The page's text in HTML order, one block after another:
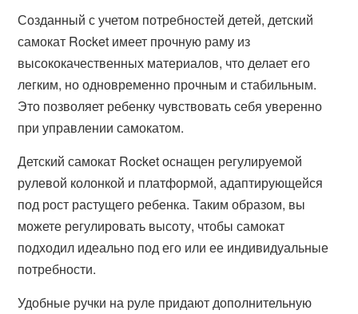
Созданный с учетом потребностей детей, детский
самокат Rocket имеет прочную раму из
высококачественных материалов, что делает его
легким, но одновременно прочным и стабильным.
Это позволяет ребенку чувствовать себя уверенно
при управлении самокатом.
Детский самокат Rocket оснащен регулируемой
рулевой колонкой и платформой, адаптирующейся
под рост растущего ребенка. Таким образом, вы
можете регулировать высоту, чтобы самокат
подходил идеально под его или ее индивидуальные
потребности.
Удобные ручки на руле придают дополнительную